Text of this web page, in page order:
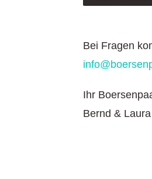
Bei Fragen
Ihr
Bernd & Laura